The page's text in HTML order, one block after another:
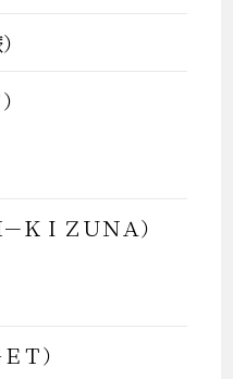
ＫＩＺＵＮＡ）
Ｔ）